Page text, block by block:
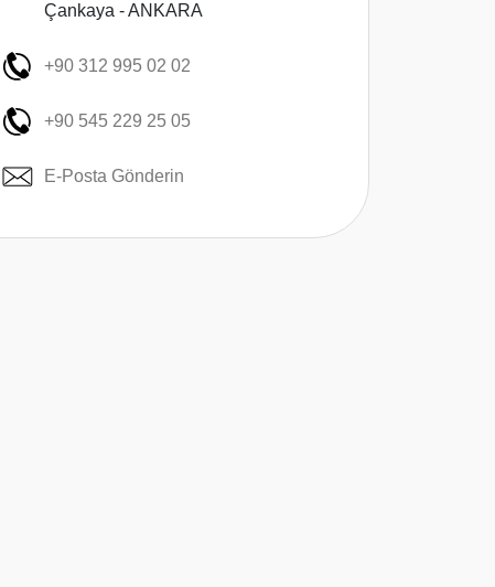
Çankaya - ANKARA
+90 312 995 02 02
+90 545 229 25 05
E-Posta Gönderin